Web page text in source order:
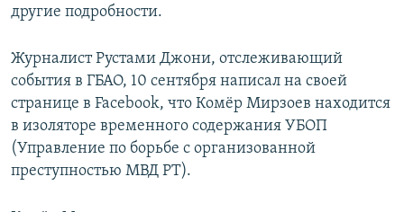
другие подробности.
Журналист Рустами Джони, отслеживающий
события в ГБАО, 10 сентября написал на своей
странице в Facebook, что Комёр Мирзоев находится
в изоляторе временного содержания УБОП
(Управление по борьбе с организованной
преступностью МВД РТ).